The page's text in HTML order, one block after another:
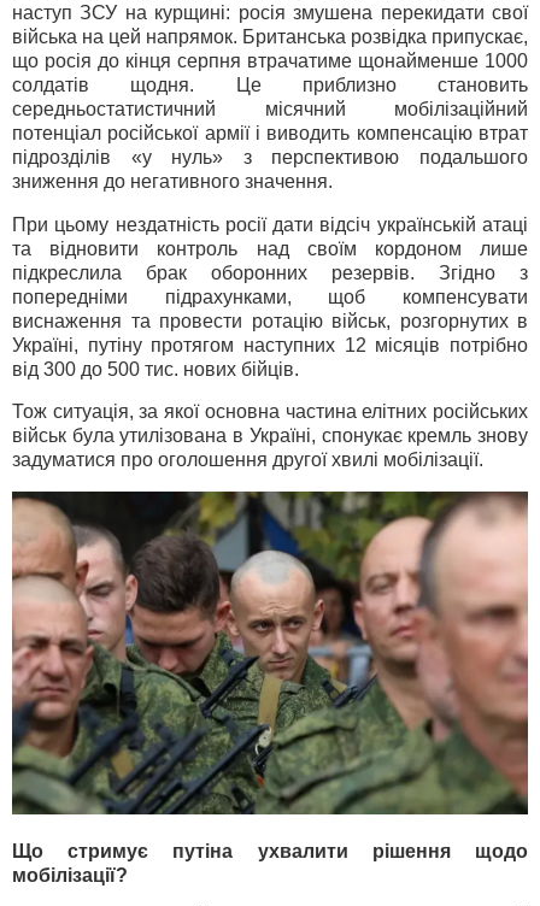
наступ ЗСУ на курщині: росія змушена перекидати свої
війська на цей напрямок. Британська розвідка припускає,
що росія до кінця серпня втрачатиме щонайменше 1000
солдатів щодня. Це приблизно становить
середньостатистичний місячний мобілізаційний
потенціал російської армії і виводить компенсацію втрат
підрозділів «у нуль» з перспективою подальшого
зниження до негативного значення.
При цьому нездатність росії дати відсіч українській атаці
та відновити контроль над своїм кордоном лише
підкреслила брак оборонних резервів. Згідно з
попередніми підрахунками, щоб компенсувати
виснаження та провести ротацію військ, розгорнутих в
Україні, путіну протягом наступних 12 місяців потрібно
від 300 до 500 тис. нових бійців.
Тож ситуація, за якої основна частина елітних російських
військ була утилізована в Україні, спонукає кремль знову
задуматися про оголошення другої хвилі мобілізації.
Що стримує путіна ухвалити рішення щодо
мобілізації?